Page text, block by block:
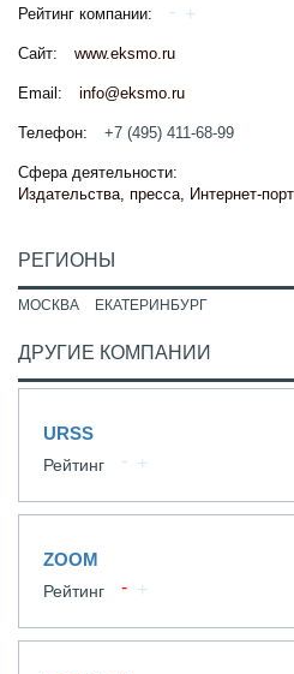
Рейтинг компании:
Сайт: www.eksmo.ru
Email: info@eksmo.ru
Телефон: +7 (495) 411-68-99
Сфера деятельности:
Издательства, пресса, Интернет-
РЕГИОНЫ
МОСКВА ЕКАТЕРИНБУРГ
ДРУГИЕ КОМПАНИИ
URSS
Рейтинг
ZOOM
Рейтинг